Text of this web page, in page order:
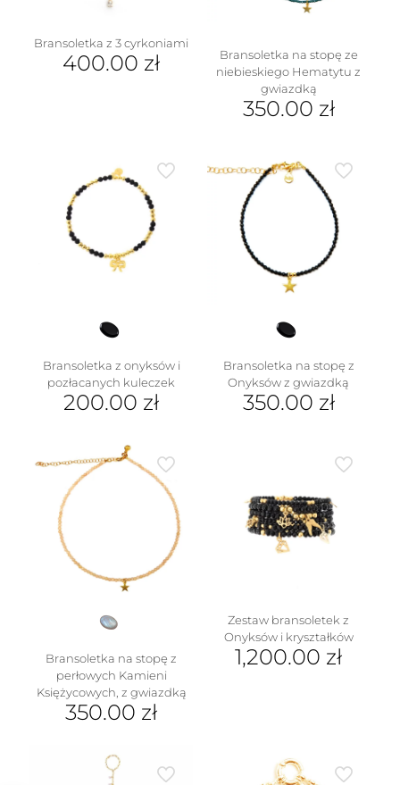
Bransoletka z 3 cyrkoniami
400.00 zł
Bransoletka na stopę ze
niebieskiego Hematytu z
gwiazdką
350.00 zł
Bransoletka z onyksów i
pozłacanych kuleczek
200.00 zł
Bransoletka na stopę z
Onyksów z gwiazdką
350.00 zł
Bransoletka na stopę z
perłowych Kamieni
Księżycowych, z gwiazdką
350.00 zł
Zestaw bransoletek z
Onyksów i kryształków
1,200.00 zł